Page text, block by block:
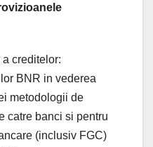
creditelor:
BNR in vederea
metodologii de
catre banci si pentru
(inclusiv FGC)